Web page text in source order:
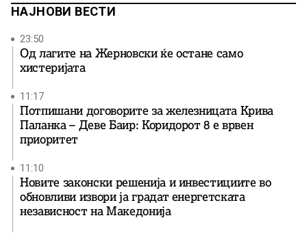
НАЈНОВИ ВЕСТИ
23:50
Од лагите на Жерновски ќе остане само
хистеријата
11:17
Потпишани договорите за железницата Крива
Паланка – Деве Баир: Коридорот 8 е врвен
приоритет
11:10
Новите законски решенија и инвестициите во
обновливи извори ја градат енергетската
независност на Македонија